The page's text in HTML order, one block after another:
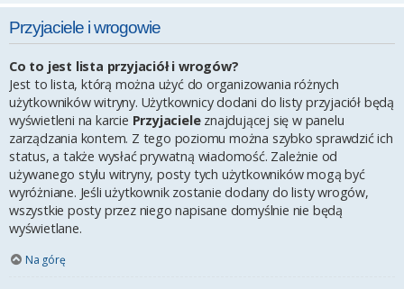
Przyjaciele i wrogowie
Co to jest lista przyjaciół i wrogów?
Jest to lista, którą można użyć do organizowania różnych
użytkowników witryny. Użytkownicy dodani do listy przyjaciół będą
wyświetleni na karcie Przyjacieleznajdującej się w panelu
zarządzania kontem. Z tego poziomu można szybko sprawdzić ich
status, a także wysłać prywatną wiadomość. Zależnie od
używanego stylu witryny, posty tych użytkowników mogą być
wyróżniane. Jeśli użytkownik zostanie dodany do listy wrogów,
wszystkie posty przez niego napisane domyślnie nie będą
wyświetlane.
Na górę